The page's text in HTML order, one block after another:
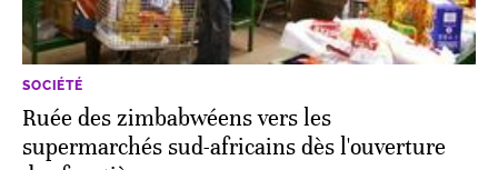
SOCIÉTÉ
Ruée des zimbabwéens vers les
supermarchés sud-africains dès l'ouverture